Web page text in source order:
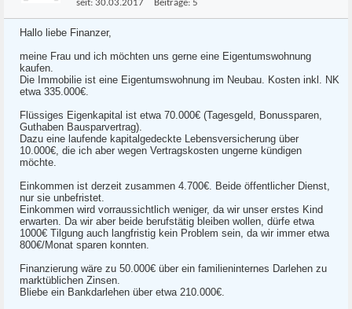
seit: 30.03.2017 Beiträge: 5
Hallo liebe Finanzer,
meine Frau und ich möchten uns gerne eine Eigentumswohnung
kaufen.
Die Immobilie ist eine Eigentumswohnung im Neubau. Kosten inkl. NK
etwa 335.000€.
Flüssiges Eigenkapital ist etwa 70.000€ (Tagesgeld, Bonussparen,
Guthaben Bausparvertrag).
Dazu eine laufende kapitalgedeckte Lebensversicherung über
10.000€, die ich aber wegen Vertragskosten ungerne kündigen
möchte.
Einkommen ist derzeit zusammen 4.700€. Beide öffentlicher Dienst,
nur sie unbefristet.
Einkommen wird vorraussichtlich weniger, da wir unser erstes Kind
erwarten. Da wir aber beide berufstätig bleiben wollen, dürfe etwa
1000€ Tilgung auch langfristig kein Problem sein, da wir immer etwa
800€/Monat sparen konnten.
Finanzierung wäre zu 50.000€ über ein familieninternes Darlehen zu
marktüblichen Zinsen.
Bliebe ein Bankdarlehen über etwa 210.000€.